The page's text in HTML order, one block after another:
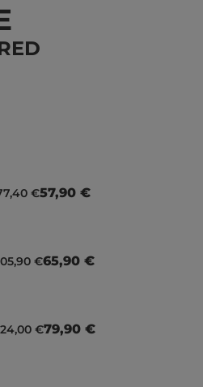
Bewertung von 5 von 5
€57,90 €
€65,90 €
€79,90 €